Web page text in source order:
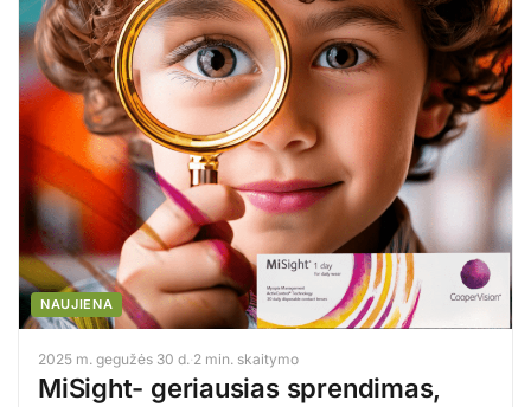
NAUJIENA
2025 m. gegužės 30 d.·2 min. skaitymo
MiSight- geriausias sprendimas,